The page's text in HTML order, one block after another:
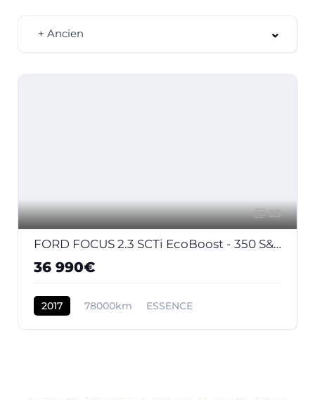
+ Ancien
23
FORD FOCUS 2.3 SCTi EcoBoost - 350 S&S III 2011 BERLINE RS Last Edition PHASE 2
36 990€
2017 78000km ESSENCE